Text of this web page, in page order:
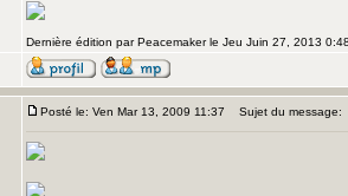
Dernière édition par Peacemaker le Jeu Juin 27, 2013
Posté le: Ven Mar 13, 2009 11:37 Sujet du message: